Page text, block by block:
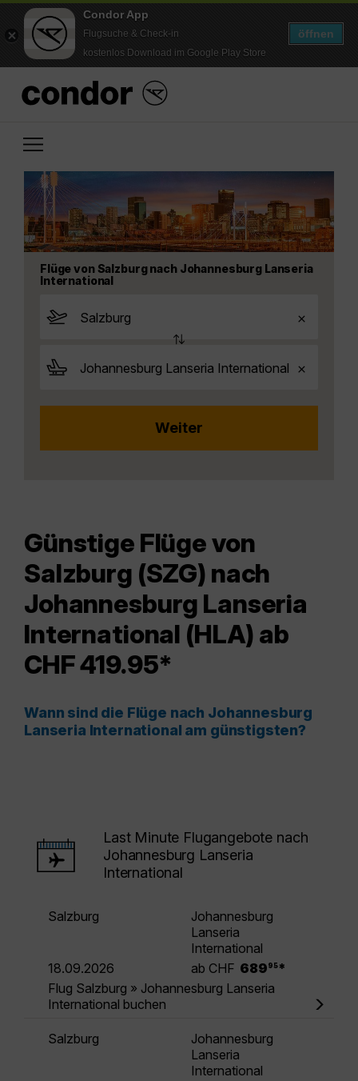
Condor App
Flugsuche & Check-in
kostenlos Download im Google Play Store
öffnen
Flüge von Salzburg nach Johannesburg Lanseria
International
Günstige Flüge von
Salzburg (SZG) nach
Johannesburg Lanseria
International (HLA) ab
CHF 419.95*
Wann sind die Flüge nach Johannesburg
Lanseria International am günstigsten?
Last Minute Flugangebote nach
Johannesburg Lanseria
International
Salzburg
Johannesburg
Lanseria
International
18.09.2026
ab CHF 689 95 *
Flug Salzburg » Johannesburg Lanseria
International buchen
Salzburg
Johannesburg
Lanseria
International